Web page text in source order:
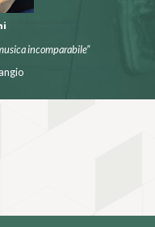
incomparabile”